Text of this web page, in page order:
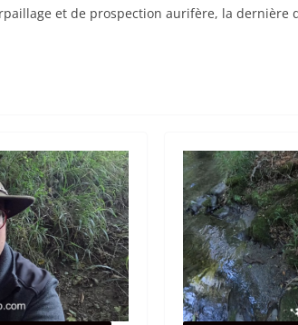
et de prospection aurifère, la dernière